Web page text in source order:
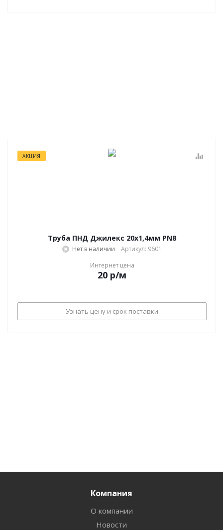
АКЦИЯ
Труба ПНД Джилекс 20х1,4мм PN8
Нет в наличии
Артикул: 9601
Интернет цена
20 р/м
Узнать цену и срок поставки
Компания
О компании
Новости